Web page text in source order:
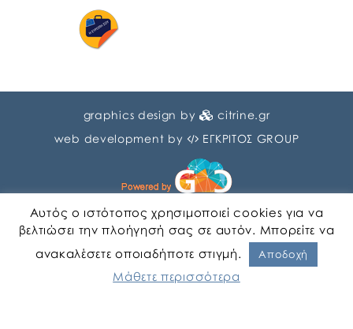
graphics design by
citrine.gr
web development by
ΕΓΚΡΙΤΟΣ GROUP
Αυτός ο ιστότοπος χρησιμοποιεί cookies για να
βελτιώσει την πλοήγησή σας σε αυτόν. Μπορείτε να
ανακαλέσετε οποιαδήποτε στιγμή.
Αποδοχή
Μάθετε περισσότερα
Αγγλικα Ελληνικα